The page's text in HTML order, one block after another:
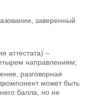
заверенный
аттестата) –
направлениям;
разговорная
может быть
балла, но не